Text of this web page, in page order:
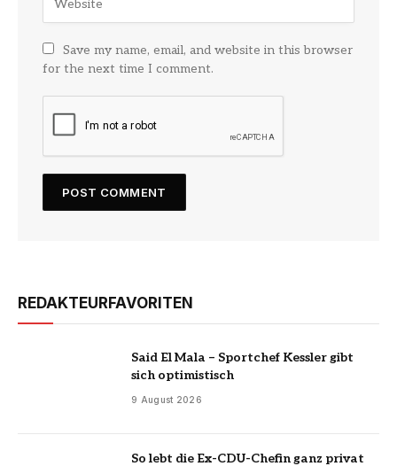
Save my name, email, and website in this browser
for the next time I comment.
REDAKTEURFAVORITEN
Said El Mala – Sportchef Kessler gibt
sich optimistisch
9 August 2026
So lebt die Ex-CDU-Chefin ganz privat